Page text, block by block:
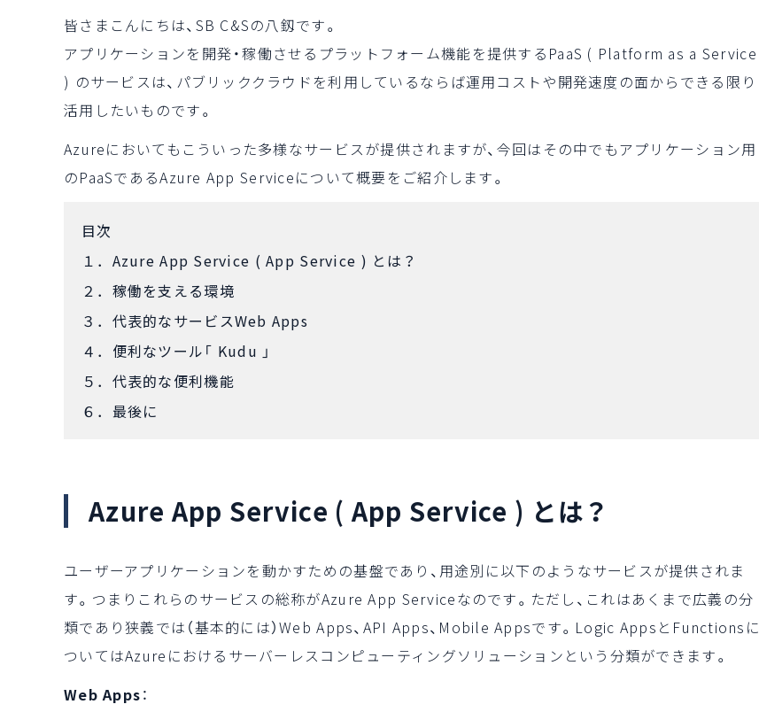
皆さまこんにちは、SB C&Sの八釼です。
アプリケーションを開発・稼働させるプラットフォーム機能を提供するPaaS ( Platform as a Service
) のサービスは、パブリッククラウドを利用しているならば運用コストや開発速度の面からできる限り
活用したいものです。
Azureにおいてもこういった多様なサービスが提供されますが、今回はその中でもアプリケーション用
のPaaSであるAzure App Serviceについて概要をご紹介します。
目次
１．Azure App Service ( App Service ) とは？
２．稼働を支える環境
３．代表的なサービスWeb Apps
４．便利なツール「 Kudu 」
５．代表的な便利機能
６．最後に
Azure App Service ( App Service ) とは？
ユーザーアプリケーションを動かすための基盤であり、用途別に以下のようなサービスが提供されま
す。つまりこれらのサービスの総称がAzure App Serviceなのです。ただし、これはあくまで広義の分
類であり狭義では（基本的には）Web Apps、API Apps、Mobile Appsです。Logic AppsとFunctionsに
ついてはAzureにおけるサーバーレスコンピューティングソリューションという分類ができます。
Web Apps：